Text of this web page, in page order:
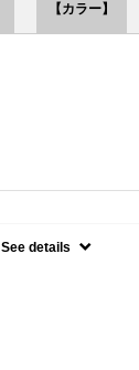
【カラー】
See details